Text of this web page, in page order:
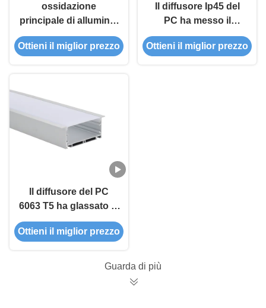
ossidazione
principale di alluminio
di sabbiatura di
profilo messa
Ottieni il miglior prezzo
Il diffusore Ip45 del
PC ha messo il
Manica di alluminio
principale 6063 T5 per
Ottieni il miglior prezzo
Il diffusore del PC
6063 T5 ha glassato le
estrusioni di alluminio
principali ha
Ottieni il miglior prezzo
Guarda di più